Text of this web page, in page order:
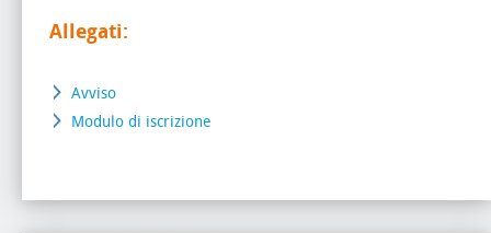
Allegati:
Avviso
Modulo di iscrizione